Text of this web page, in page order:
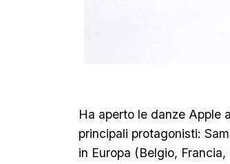
Ha aperto le danze Apple
principali protagonisti:
in Europa (Belgio,